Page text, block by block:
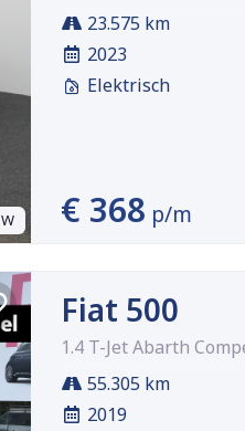
23.575 km
2023
Elektrisch
€ 368 p/m
Fiat 500
1.4 T-Jet Abarth
55.305 km
2019